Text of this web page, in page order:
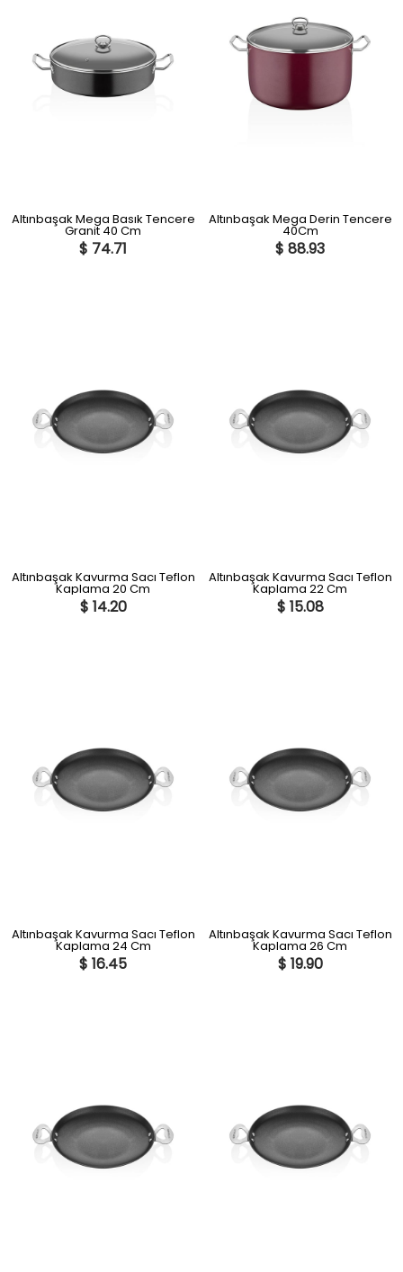
Altınbaşak Mega Basık Tencere
Granit 40 Cm
$ 74.71
Altınbaşak Mega Derin Tencere
40Cm
$ 88.93
Altınbaşak Kavurma Sacı Teflon
Kaplama 20 Cm
$ 14.20
Altınbaşak Kavurma Sacı Teflon
Kaplama 22 Cm
$ 15.08
Altınbaşak Kavurma Sacı Teflon
Kaplama 24 Cm
$ 16.45
Altınbaşak Kavurma Sacı Teflon
Kaplama 26 Cm
$ 19.90